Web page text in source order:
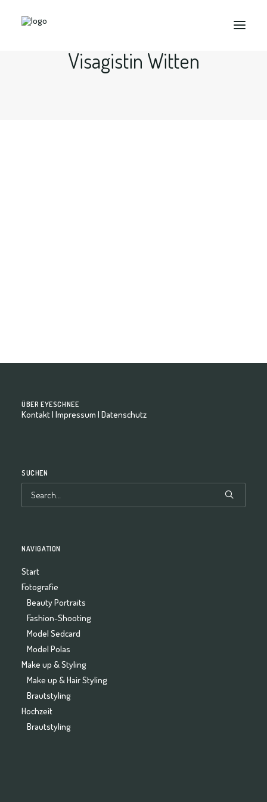
Visagistin Witten
ÜBER EYESCHNEE
Kontakt| Impressum | Datenschutz
SUCHEN
NAVIGATION
Start
Fotografie
Beauty Portraits
Fashion-Shooting
Model Sedcard
Model Polas
Make up & Styling
Make up & Hair Styling
Brautstyling
Hochzeit
Brautstyling